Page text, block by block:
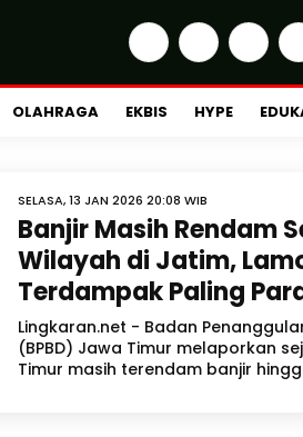
OLAHRAGA EKBIS HYPE
SELASA, 13 JAN 2026 20:08 WIB
Banjir Masih Rendam
Wilayah di Jatim,
Terdampak Paling
Lingkaran.net - Badan
(BPBD) Jawa Timur melaporkan
Timur masih terendam banjir